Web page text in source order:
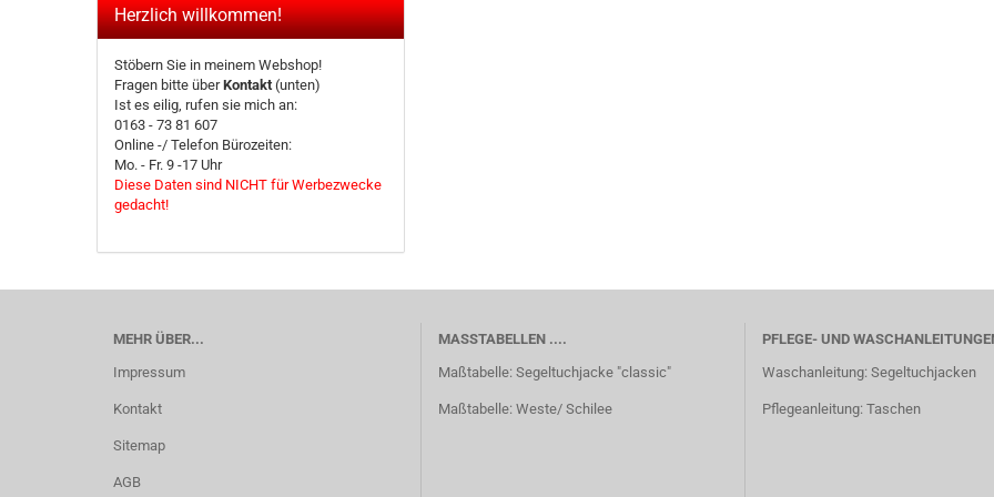
Herzlich willkommen!
Stöbern Sie in meinem Webshop!
Fragen bitte überKontakt(unten)
Ist es eilig, rufen sie mich an:
0163 - 73 81 607
Online -/ Telefon Bürozeiten:
Mo. - Fr. 9 -17 Uhr
Diese Daten sind NICHT für Werbezwecke
gedacht!
MEHR ÜBER...
Impressum
Kontakt
Sitemap
AGB
MASSTABELLEN ....
Maßtabelle: Segeltuchjacke "classic"
Maßtabelle: Weste/ Schilee
PFLEGE- UND
Waschanleitung: Segeltuchjacken
Pflegeanleitung: Taschen